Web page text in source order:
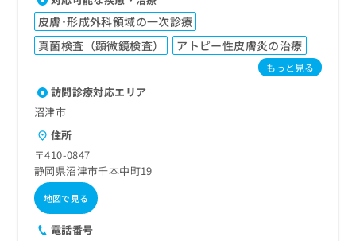
皮膚･形成外科領域の一次診療
真菌検査（顕微鏡検査）
アトピー性皮膚炎の治療
もっと見る
訪問診療対応エリア
沼津市
住所
〒410-0847
静岡県沼津市千本中町19
地図で見る
電話番号